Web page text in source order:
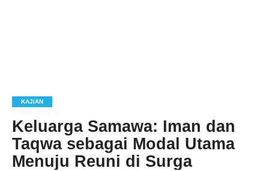
KAJIAN
Keluarga Samawa: Iman dan
Taqwa sebagai Modal Utama
Menuju Reuni di Surga